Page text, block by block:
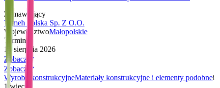
Zamawiający
Tameh Polska Sp. Z O.O.
WojewództwoMałopolskie
Termin
14 sierpnia 2026
Zobacz
Zobacz
Wyroby konstrukcyjneMateriały konstrukcyjne i elementy podobnei
1 więcej...